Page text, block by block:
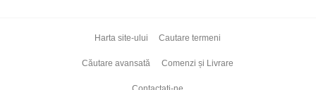
Harta site-ului Cautare termeni
Căutare avansată Comenzi și Livrare